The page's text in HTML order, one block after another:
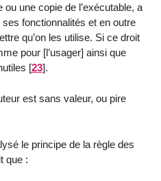
une copie de l’exécutable, a
ses fonctionnalités et en outre
qu’on les utilise. Si ce droit
pour [l’usager] ainsi que
[23].
est sans valeur, ou pire
le principe de la règle des
que :